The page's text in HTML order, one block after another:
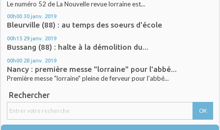
Le numéro 52 de La Nouvelle revue lorraine est...
00h00 30 janv. 2019
Bleurville (88) : au temps des soeurs d'école
00h15 29 janv. 2019
Bussang (88) : halte à la démolition du...
00h00 28 janv. 2019
Nancy : première messe "lorraine" pour l'abbé...
Première messe "lorraine" pleine de ferveur pour l'abbé...
Rechercher